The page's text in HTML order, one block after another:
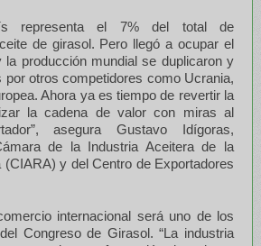
representa el 7% del total de
de girasol. Pero llegó a ocupar el
producción mundial se duplicaron y
por otros competidores como Ucrania,
Ahora ya es tiempo de revertir la
la cadena de valor con miras al
asegura Gustavo Idígoras,
de la Industria Aceitera de la
(CIARA) y del Centro de Exportadores
internacional será uno de los
Congreso de Girasol. “La industria